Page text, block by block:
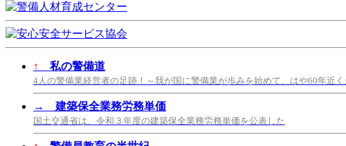
↑ 私の警備道
4人の警備業経営者の足跡！～我が国に警備業が歩みを始めて、はや60年近
→ 建築保全業務労務単価
国土交通省は、令和３年度の建築保全業務労務単価を公表した